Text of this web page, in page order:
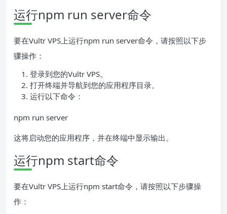
运行npm run server命令
要在Vultr VPS上运行npm run server命令，请按照以下步
骤操作：
登录到您的Vultr VPS。
打开终端并导航到您的应用程序目录。
运行以下命令：
npm run server
这将启动您的应用程序，并在终端中显示输出。
运行npm start命令
要在Vultr VPS上运行npm start命令，请按照以下步骤操
作：